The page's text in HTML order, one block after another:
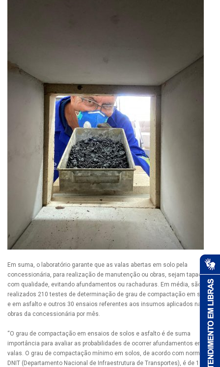
Em suma, o laboratório garante que as valas abertas em solo pela
concessionária, para realização de manutenção ou obras, sejam tapadas
com qualidade, evitando afundamentos ou rachaduras. Em média, são
realizados 210 testes de determinação de grau de compactação em solos
e em asfalto e outros 30 ensaios referentes aos insumos aplicados nas
obras da concessionária por mês.
“O grau de compactação em ensaios de solos e asfalto é de suma
importância para avaliar as probabilidades de ocorrer afundamentos em
valas. O grau de compactação mínimo em solos, de acordo com norma do
DNIT (Departamento Nacional de Infraestrutura de Transportes), é de 100%.